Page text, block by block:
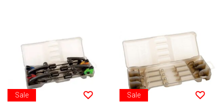
Sale Sale